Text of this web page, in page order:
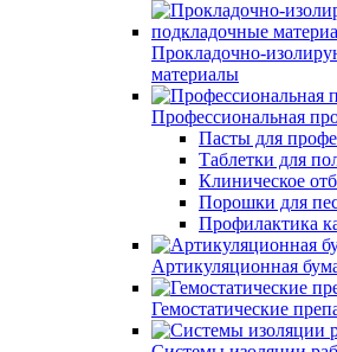
Прокладочно-
материалы
Профессиональная
Пасты для
Таблетки для
Клиническое
Порошки для
Профилактика
Артикуляционная
Гемостатические